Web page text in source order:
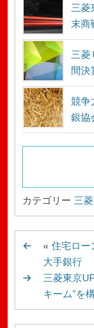
三菱
末商
三菱
間決
競争
銀協
カテゴリー 三
«住宅ロー
大手銀行
三菱東京
キーム”を